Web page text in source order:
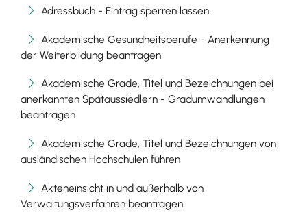
Adressbuch - Eintrag sperren lassen
Akademische Gesundheitsberufe - Anerkennung
der Weiterbildung beantragen
Akademische Grade, Titel und Bezeichnungen bei
anerkannten Spätaussiedlern - Gradumwandlungen
beantragen
Akademische Grade, Titel und Bezeichnungen von
ausländischen Hochschulen führen
Akteneinsicht in und außerhalb von
Verwaltungsverfahren beantragen